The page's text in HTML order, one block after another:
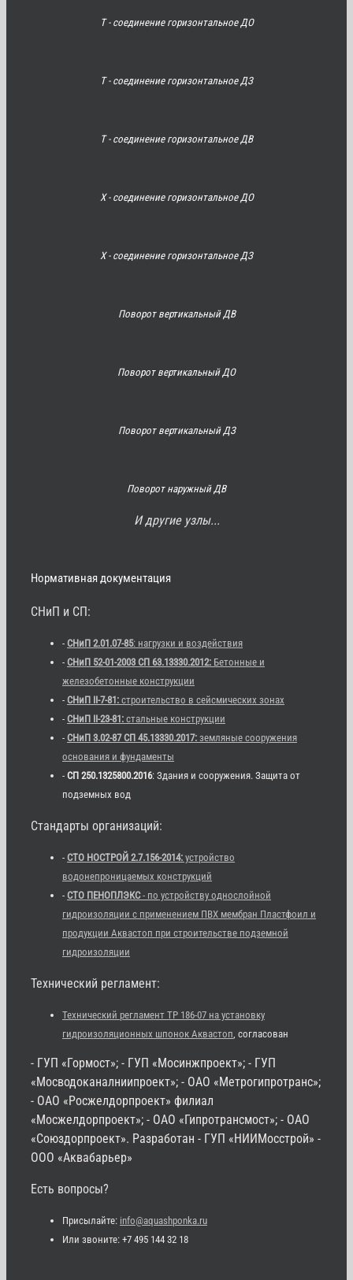
Т - соединение горизонтальное ДО
Т - соединение горизонтальное ДЗ
Т - соединение горизонтальное ДВ
Х - соединение горизонтальное ДО
Х - соединение горизонтальное ДЗ
Поворот вертикальный ДВ
Поворот вертикальный ДО
Поворот вертикальный ДЗ
Поворот наружный ДВ
И другие узлы...
Нормативная документация
СНиП и СП:
- СНиП 2.01.07-85: нагрузки и воздействия
- СНиП 52-01-2003 СП 63.13330.2012: Бетонные и
железобетонные конструкции
- СНиП II-7-81: строительство в сейсмических зонах
- СНиП II-23-81: стальные конструкции
- СНиП 3.02-87 СП 45.13330.2017: земляные сооружения
основания и фундаменты
- СП 250.1325800.2016: Здания и сооружения. Защита от
подземных вод
Стандарты организаций:
- СТО НОСТРОЙ 2.7.156-2014: устройство
водонепроницаемых конструкций
- СТО ПЕНОПЛЭКС- по устройству однослойной
гидроизоляции с применением ПВХ мембран Пластфоил и
продукции Аквастоп при строительстве подземной
гидроизоляции
Технический регламент:
Технический регламент ТР 186-07 на установку
гидроизоляционных шпонок Аквастоп , согласован
- ГУП «Гормост»; - ГУП «Мосинжпроект»; - ГУП
«Мосводоканалниипроект»; - ОАО «Метрогипротранс»;
- ОАО «Росжелдорпроект» филиал
«Мосжелдорпроект»; - ОАО «Гипротрансмост»; - ОАО
«Союздорпроект». Разработан - ГУП «НИИМосстрой» -
ООО «Аквабарьер»
Есть вопросы?
Присылайте: info@aquashponka.ru
Или звоните: +7 495 144 32 18